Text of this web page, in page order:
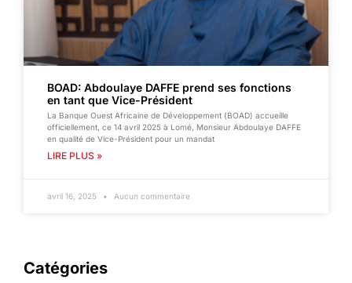
BOAD: Abdoulaye DAFFE prend ses fonctions
en tant que Vice-Président
La Banque Ouest Africaine de Développement (BOAD) accueille
officiellement, ce 14 avril 2025 à Lomé, Monsieur Abdoulaye DAFFE
en qualité de Vice-Président pour un mandat
LIRE PLUS »
avril 16, 2025 Aucun commentaire
Catégories